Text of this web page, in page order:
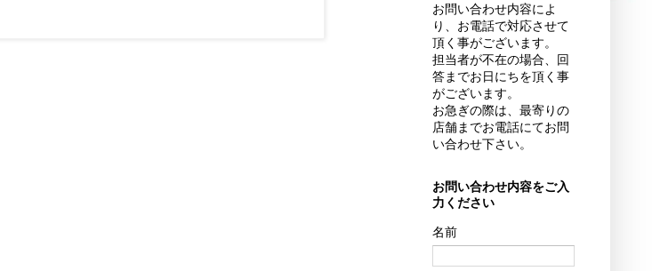
お問い合わせ内容によ
り、お電話で対応させて
頂く事がございます。
担当者が不在の場合、回
答までお日にちを頂く事
がございます。
お急ぎの際は、最寄りの
店舗までお電話にてお問
い合わせ下さい。
お問い合わせ内容をご入
力ください
名前